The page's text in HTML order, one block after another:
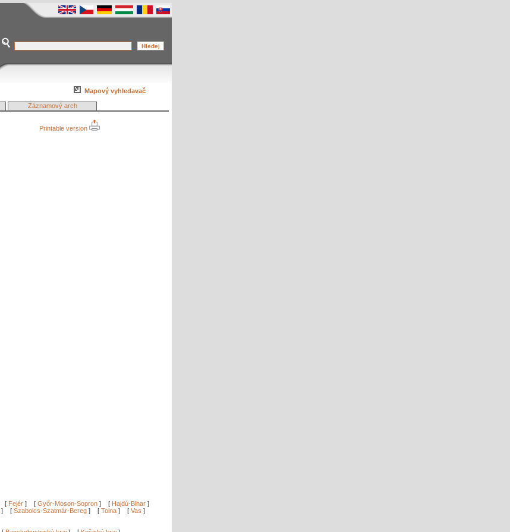
Mapový vyhledavač
Záznamový arch
Printable version
[ Fejér ] [ Győr-Moson-Sopron ] [ Hajdú-Bihar ]
] [ Szabolcs-Szatmár-Bereg ] [ Tolna ] [ Vas ]